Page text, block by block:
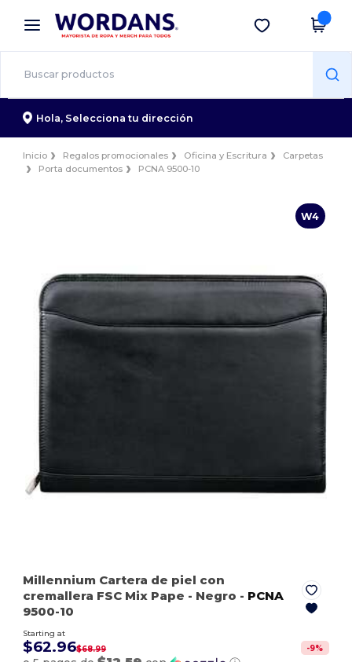
× App de Wordans
¡Mejores precios en app!
Descargar app
Hola, Selecciona tu dirección
Inicio Regalos promocionales Oficina y Escritura
Carpetas
Porta documentos
PCNA 9500-10
W4
Millennium Cartera de piel con
cremallera FSC Mix Pape - Negro - PCNA
9500-10
Starting at
$62.96$68.99 -9%